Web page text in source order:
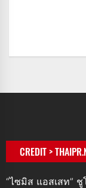
CREDIT >
“ไซมิส แอสเสท”